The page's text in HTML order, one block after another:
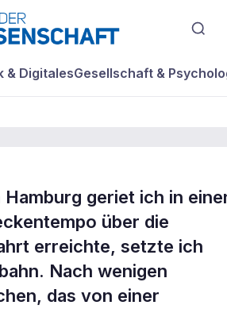
& DigitalesGesellschaft &
geriet ich in
über die
erreichte, setzte ich
Nach wenigen
das von einer